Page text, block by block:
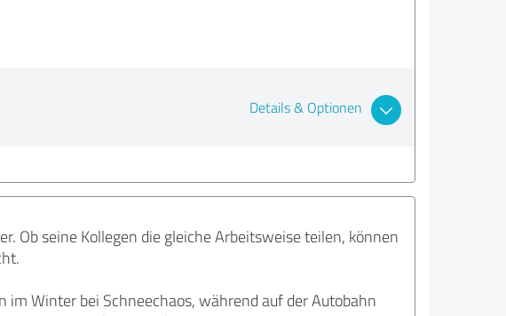
Details & Optionen
Ob seine Kollegen die gleiche Arbeitsweise teilen, können
Winter bei Schneechaos, während auf der Autobahn